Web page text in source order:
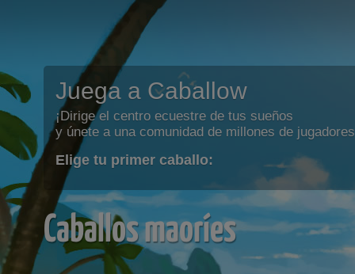
Juega a Caballow
¡Dirige el centro ecuestre de tus sueños
y únete a una comunidad de millones de
Elige tu primer caballo:
Caballos maoríes